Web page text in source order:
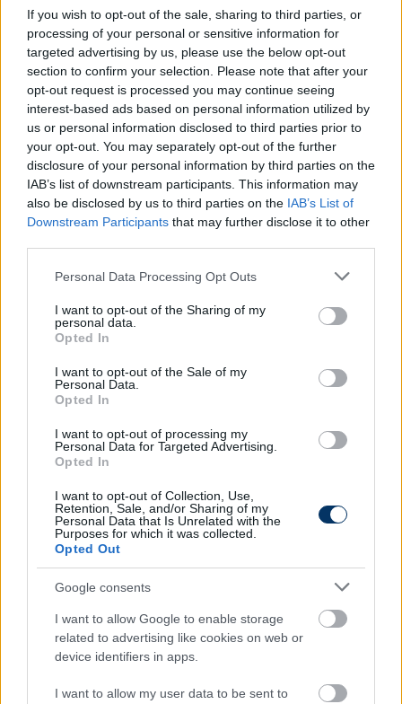
If you wish to opt-out of the sale, sharing to third parties, or
processing of your personal or sensitive information for
targeted advertising by us, please use the below opt-out
section to confirm your selection. Please note that after your
opt-out request is processed you may continue seeing
interest-based ads based on personal information utilized by
us or personal information disclosed to third parties prior to
your opt-out. You may separately opt-out of the further
disclosure of your personal information by third parties on the
IAB’s list of downstream participants. This information may
also be disclosed by us to third parties on the IAB’s List of
Downstream Participants that may further disclose it to other
Please note that this website/app uses one or more Google
not limited to your visit or usage behaviour. You may click to
grant or deny consent to Google and its third-party tags to
use your data for below specified purposes in below Google
consent section.
Personal Data Processing Opt Outs
I want to opt-out of the Sharing of my
personal data.
Opted In
I want to opt-out of the Sale of my
Personal Data.
Opted In
I want to opt-out of processing my
Personal Data for Targeted Advertising.
Opted In
I want to opt-out of Collection, Use,
Retention, Sale, and/or Sharing of my
Personal Data that Is Unrelated with the
Purposes for which it was collected.
Opted Out
Google consents
I want to allow Google to enable storage
related to advertising like cookies on web or
device identifiers in apps.
I want to allow my user data to be sent to
ahol abszolút húzóemberré vált, 44 tétmeccsen 6
gólig és 10 gólpasszig jutott, az NB I-es arany és a
tavaszi nemzetközi szereplés mellett pedig még a
Magyar Kupát is behúzhatja az FTC-vel.
Marquinhos 2022 februárjában érkezett
Magyarországra, a mostani már a harmadik bajnoki
címe a Fradival.
I have this desire to play for the Hungarian
national team 🇭🇺🇭🇺❤️
— Marquinhos costa (@MarquimCosta10)April
Olvastad már?
Elképesztő: Varga Barnabás
lelassított, de így is veri a világ összes
csatárát
Egy különleges nemzetközi góllövőlistát vezet a